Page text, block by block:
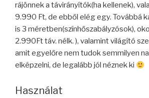
rájönnek a távirányítók(ha kellenek),
9.990 Ft, de ebből elég egy. Továbbá
is 3 méretben(színhőszabályzósok),
2.990Ft táv. nélk. ), valamint világító
amit egyelőre nem tudok semmilyen
elképzelni, de legalább jól néznek ki
Használat